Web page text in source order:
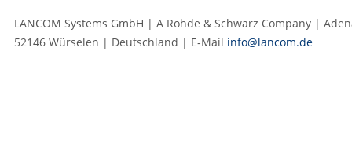
LANCOM Systems GmbH | A Rohde & Schwarz Company |
52146 Würselen | Deutschland | E‑Mail info@lancom.de